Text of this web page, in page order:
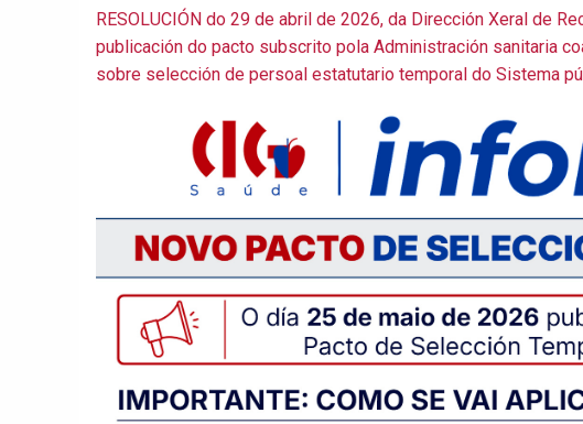
RESOLUCIÓN do 29 de abril de 2026, da Dirección Xeral de
publicación do pacto subscrito pola Administración sanitaria
sobre selección de persoal estatutario temporal do Sistema